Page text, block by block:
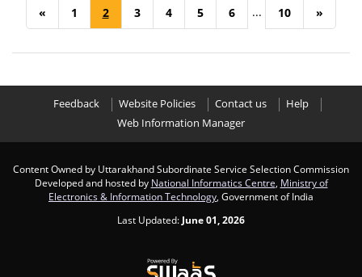
« 1 2 3 4 5 6 ... 10 »
Feedback Website Policies Contact us
Help
Web Information Manager
Content Owned by Uttarakhand Subordinate Service Selection Commission
Developed and hosted by National Informatics Centre Ministry of
Electronics & Information Technology , Government of India
Last Updated: June 01, 2026